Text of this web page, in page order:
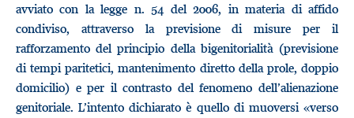
avviato con la legge n. 54 del 2006, in materia di affido
condiviso, attraverso la previsione di misure per il
rafforzamento del principio della bigenitorialità (previsione
di tempi paritetici, mantenimento diretto della prole, doppio
domicilio) e per il contrasto del fenomeno dell’alienazione
genitoriale. L’intento dichiarato è quello di muoversi «verso